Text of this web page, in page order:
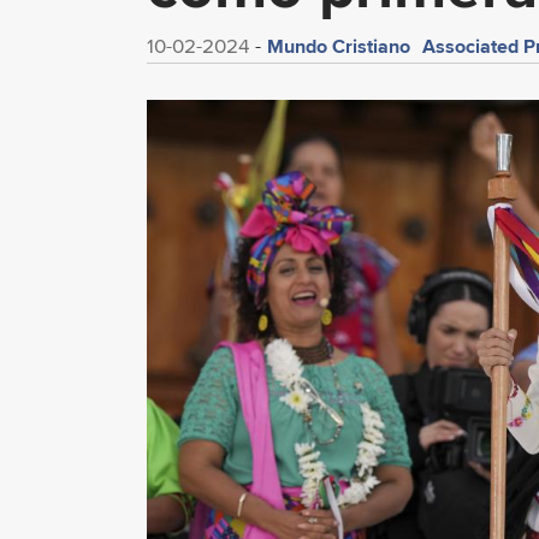
10-02-2024 Mundo Cristiano Associated